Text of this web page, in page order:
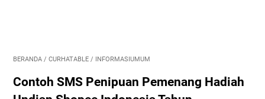
BERANDA / CURHATABLE / INFORMASIUMUM
Contoh SMS Penipuan Pemenang Hadiah